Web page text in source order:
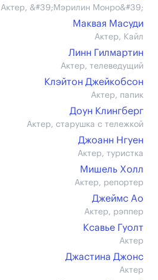
Актер, &#39;Мэрилин Монро&#39;
Маквая Масуди
Актер, Кайл
Линн Гилмартин
Актер, телеведущий
Клэйтон Джейкобсон
Актер, папик
Доун Клингберг
Актер, старушка с тележкой
Джоанн Нгуен
Актер, туристка
Мишель Холл
Актер, репортер
Джеймс Ао
Актер, рэппер
Ксавье Гуолт
Актер
Джастина Джонс
Актер